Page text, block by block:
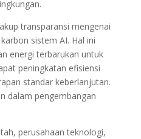
transparansi mengenai
sistem AI. Hal ini
energi terbarukan untuk
peningkatan efisiensi
standar keberlanjutan.
dalam pengembangan
perusahaan teknologi,